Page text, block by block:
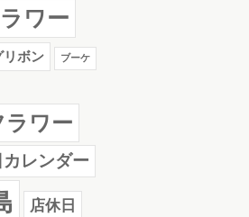
ワー
リボン ブーケ
ラワー
レンダー
店休日